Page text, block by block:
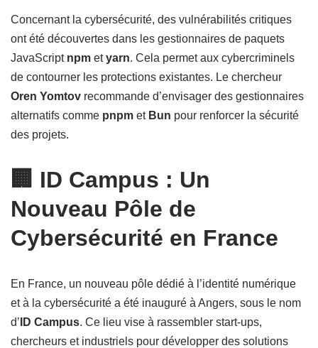
Concernant la cybersécurité, des vulnérabilités critiques
ont été découvertes dans les gestionnaires de paquets
JavaScript npm etyarn. Cela permet aux cybercriminels
de contourner les protections existantes. Le chercheur
Oren Yomtov recommande d’envisager des gestionnaires
alternatifs comme pnpm et Bun pour renforcer la sécurité
des projets.
🏢 ID Campus : Un
Nouveau Pôle de
Cybersécurité en France
En France, un nouveau pôle dédié à l’identité numérique
et à la cybersécurité a été inauguré à Angers, sous le nom
d’ ID Campus. Ce lieu vise à rassembler start-ups,
chercheurs et industriels pour développer des solutions